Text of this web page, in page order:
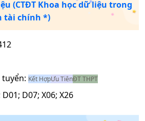
(CTĐT Khoa học dữ liệu trong
tài chính *)
Kết HợpƯu TiênĐT THPT
D01; D07; X06; X26